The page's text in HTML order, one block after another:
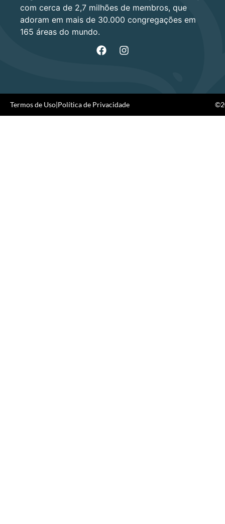
com cerca de 2,7 milhões de membros, que
adoram em mais de 30.000 congregações em
165 áreas do mundo.
Termos de Uso|Política de Privacidade